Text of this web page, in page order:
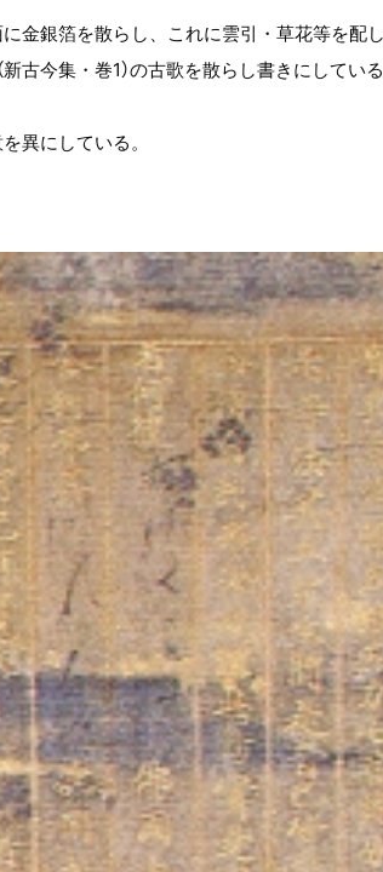
銀箔を散らし、これに雲引・草花等を配
古今集・巻1）の古歌を散らし書きにして
異にしている。